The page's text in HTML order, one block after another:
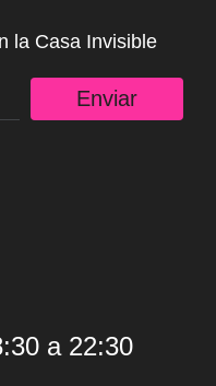
la Casa Invisible
Enviar
a 22:30